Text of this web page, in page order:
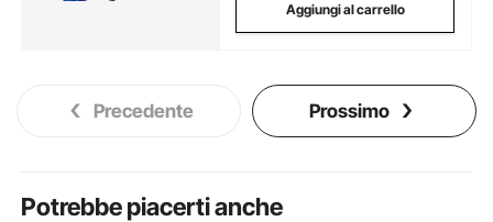
Aggiungi al carrello
Precedente Prossimo
Potrebbe piacerti anche